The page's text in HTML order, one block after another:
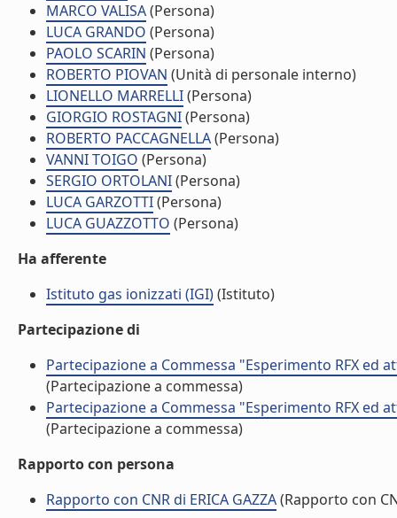
MARCO VALISA(Persona)
LUCA GRANDO (Persona)
PAOLO SCARIN (Persona)
ROBERTO PIOVAN (Unità di personale interno)
LIONELLO MARRELLI(Persona)
GIORGIO ROSTAGNI(Persona)
ROBERTO PACCAGNELLA(Persona)
VANNI TOIGO (Persona)
SERGIO ORTOLANI(Persona)
LUCA GARZOTTI(Persona)
LUCA GUAZZOTTO (Persona)
Ha afferente
Istituto gas ionizzati (IGI)(Istituto)
Partecipazione di
Partecipazione a Commessa "Esperimento RFX ed
(Partecipazione a commessa)
Partecipazione a Commessa "Esperimento RFX ed
(Partecipazione a commessa)
Rapporto con persona
Rapporto con CNR di ERICA GAZZA(Rapporto con